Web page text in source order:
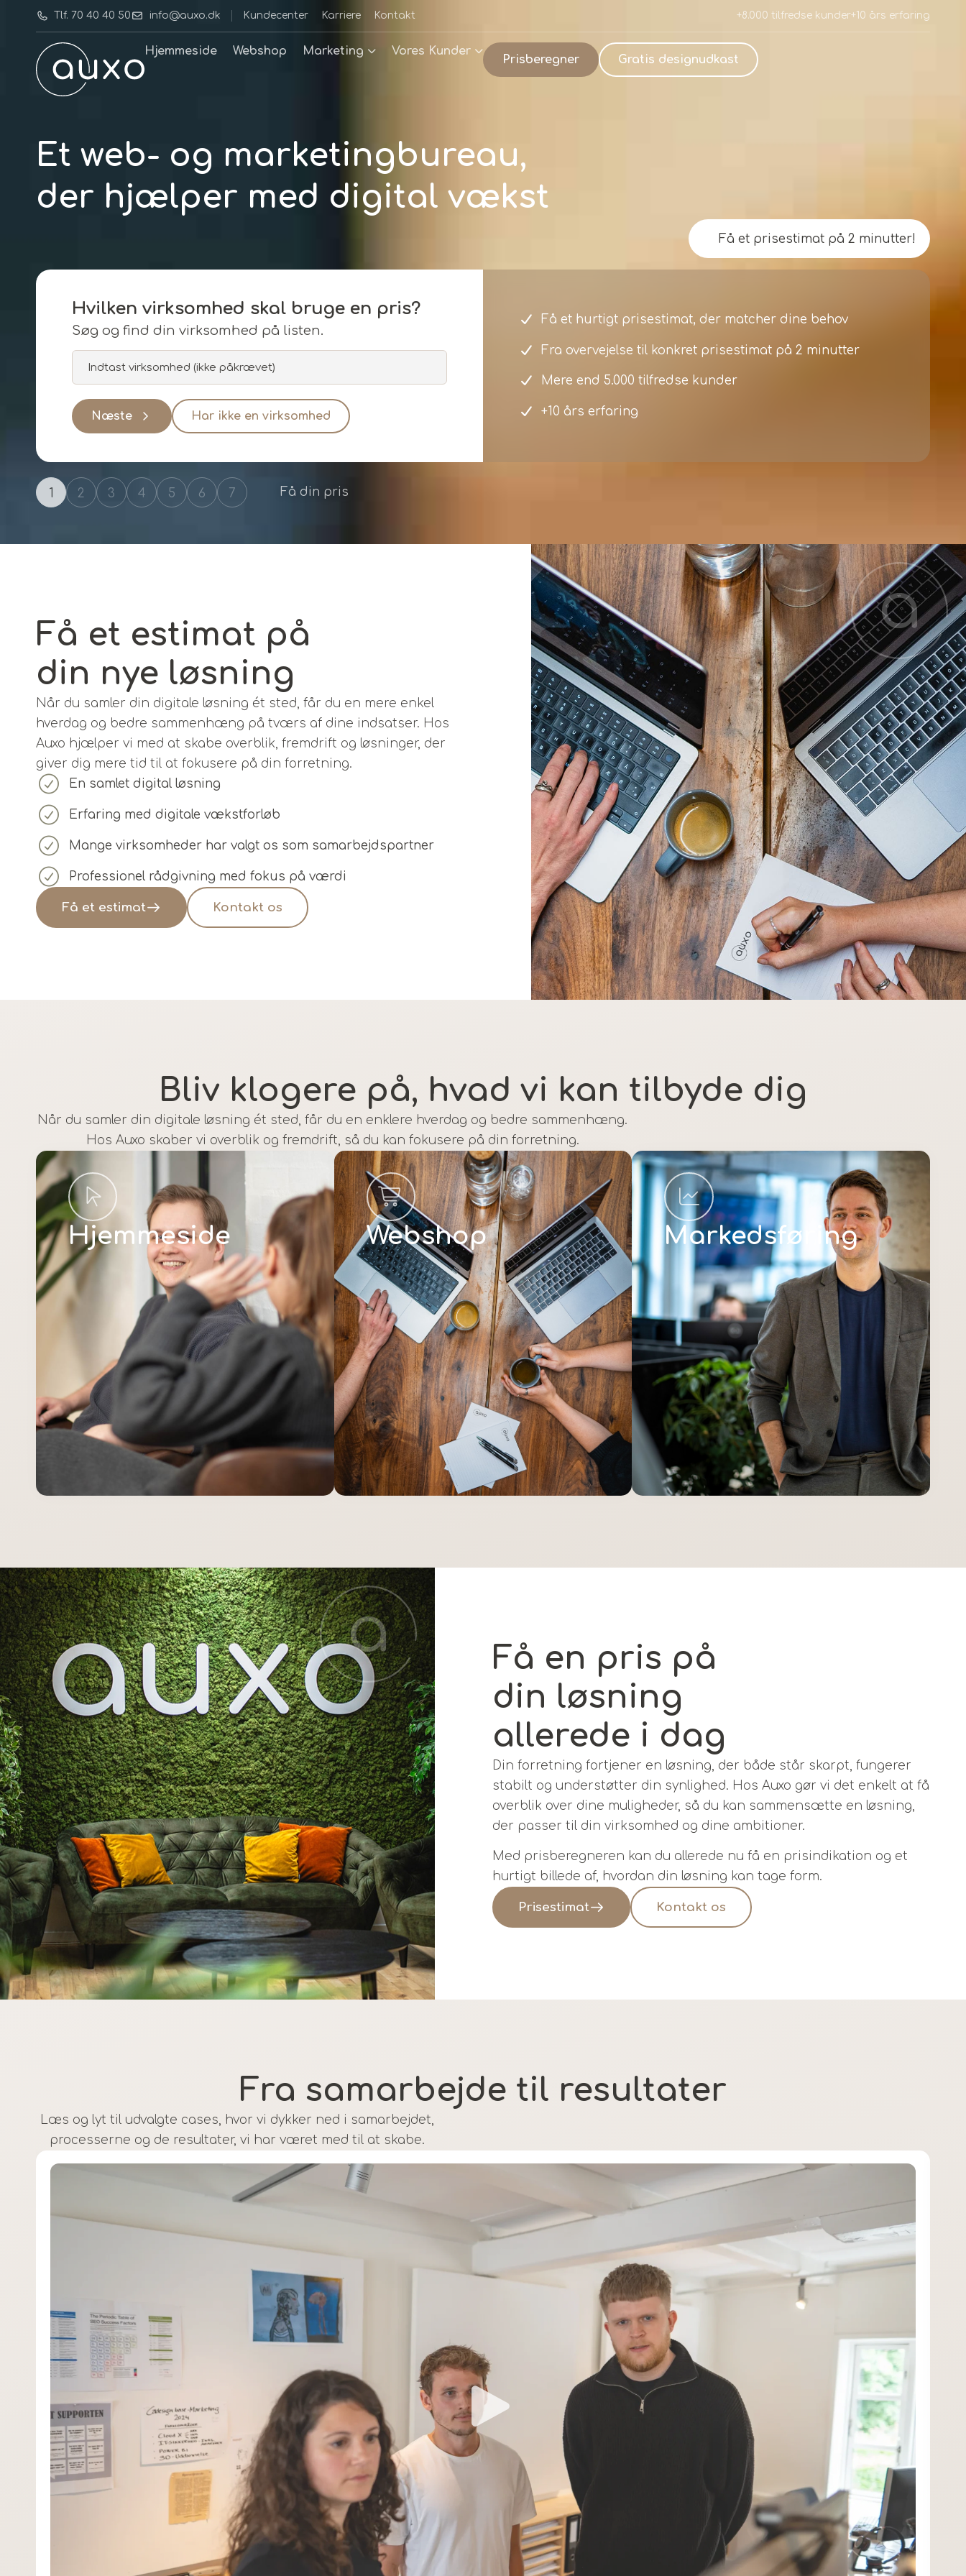
Tlf. 70 40 40 50 info@auxo.dk Kundecenter Karriere Kontakt +8.000 tilfredse kunder+10 års erfaring
Hjemmeside Webshop Marketing Vores Kunder
Prisberegner Gratis designudkast
Et web- og marketingbureau,
der hjælper med digital vækst
Få et prisestimat på 2 minutter!
Hvilken virksomhed skal bruge en pris?
Søg og find din virksomhed på listen.
Næste Har ikke en virksomhed
Få et hurtigt prisestimat, der matcher dine behov
Fra overvejelse til konkret prisestimat på 2 minutter
Mere end 5.000 tilfredse kunder
+10 års erfaring
Gå tilbage
1 2 3 4 5 6 7 Få din pris
Få et estimat på
din nye løsning
Når du samler din digitale løsning ét sted, får du en mere enkel
hverdag og bedre sammenhæng på tværs af dine indsatser. Hos
Auxo hjælper vi med at skabe overblik, fremdrift og løsninger, der
giver dig mere tid til at fokusere på din forretning.
En samlet digital løsning
Erfaring med digitale vækstforløb
Mange virksomheder har valgt os som samarbejdspartner
Professionel rådgivning med fokus på værdi
Få et estimat Kontakt os
Bliv klogere på, hvad vi kan tilbyde dig
Når du samler din digitale løsning ét sted, får du en enklere hverdag og bedre sammenhæng.
Hos Auxo skaber vi overblik og fremdrift, så du kan fokusere på din forretning.
Hjemmeside
Læs mere
Webshop
Læs mere
Markedsføring
Læs mere
Få en pris på
din løsning
allerede i dag
Din forretning fortjener en løsning, der både står skarpt, fungerer
stabilt og understøtter din synlighed. Hos Auxo gør vi det enkelt at få
overblik over dine muligheder, så du kan sammensætte en løsning,
der passer til din virksomhed og dine ambitioner.
Med prisberegneren kan du allerede nu få en prisindikation og et
hurtigt billede af, hvordan din løsning kan tage form.
Prisestimat Kontakt os
Fra samarbejde til resultater
Læs og lyt til udvalgte cases, hvor vi dykker ned i samarbejdet,
processerne og de resultater, vi har været med til at skabe.